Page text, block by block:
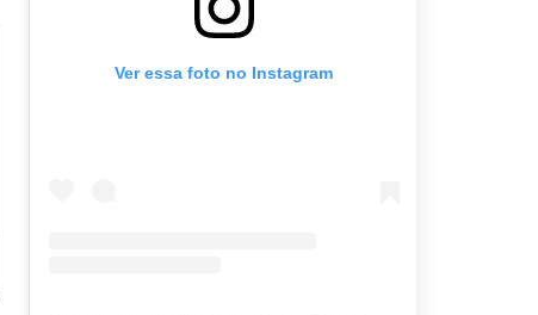
Ver essa foto no Instagram